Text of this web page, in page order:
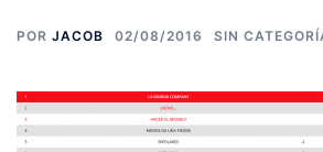
POR JACOB 02/08/2016 SIN